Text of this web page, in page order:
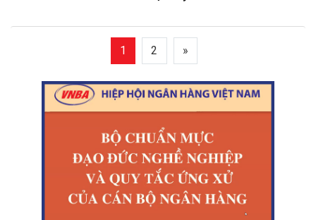
1 2 »